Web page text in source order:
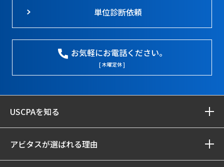
単位診断依頼
お気軽にお電話ください。
[ 木曜定休 ]
USCPAを知る
アビタスが選ばれる理由